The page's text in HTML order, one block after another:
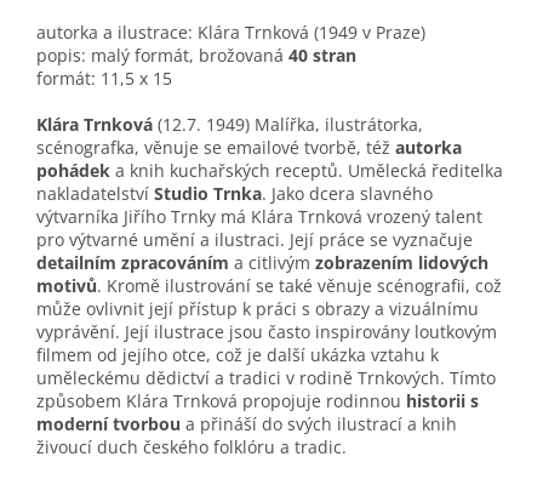
autorka a ilustrace: Klára Trnková (1949 v Praze)
popis: malý formát, brožovaná 40 stran
formát: 11,5 x 15
Klára Trnková (12.7. 1949) Malířka, ilustrátorka,
scénografka, věnuje se emailové tvorbě, též autorka
pohádek a knih kuchařských receptů. Umělecká ředitelka
nakladatelství Studio Trnka. Jako dcera slavného
výtvarníka Jiřího Trnky má Klára Trnková vrozený talent
pro výtvarné umění a ilustraci. Její práce se vyznačuje
detailním zpracováním a citlivým zobrazením lidových
motivů. Kromě ilustrování se také věnuje scénografii, což
může ovlivnit její přístup k práci s obrazy a vizuálnímu
vyprávění. Její ilustrace jsou často inspirovány loutkovým
filmem od jejího otce, což je další ukázka vztahu k
uměleckému dědictví a tradici v rodině Trnkových. Tímto
způsobem Klára Trnková propojuje rodinnou historii s
moderní tvorbou a přináší do svých ilustrací a knih
živoucí duch českého folklóru a tradic.